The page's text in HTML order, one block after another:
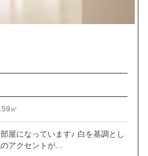
㎡
屋になっています♪ 白を基調とし
アクセントが...